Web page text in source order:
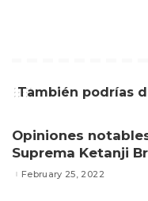
También podrías
Opiniones
Suprema Ketanji
February 25, 2022